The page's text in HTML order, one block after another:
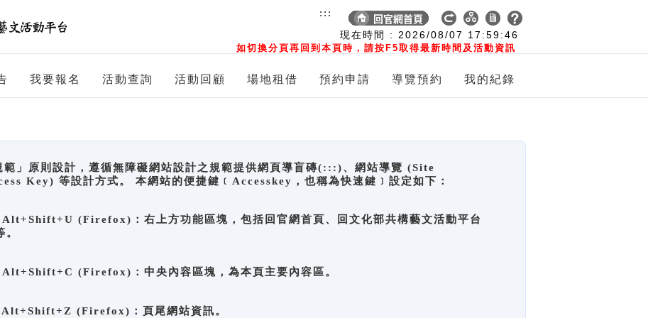
現在時間 : 2026/08/07 17:59:47
如切換分頁再回到本頁時，請按F5取得最新時間及活動資訊
:::
我要報名 活動查詢 活動回顧 場地租借 預約申請 導覽預約 我的紀錄
範」原則設計，遵循無障礙網站設計之規範提供網頁導盲磚(:::)、網站導覽 (Site
Key) 等設計方式。 本網站的便捷鍵﹝Accesskey，也稱為快速鍵﹞設定如下：
(Firefox)：右上方功能區塊，包括回官網首頁、回文化部共構藝文活動平台
(Firefox)：中央內容區塊，為本頁主要內容區。
(Firefox)：頁尾網站資訊。